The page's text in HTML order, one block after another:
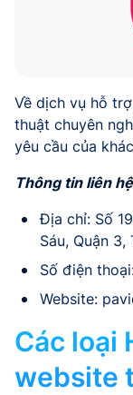
Về dịch vụ hỗ
thuật chuyên
yêu cầu của
Thông tin liên
Địa chỉ: Số
Sáu, Quận 3,
Số điện
Website:
Các loại
website